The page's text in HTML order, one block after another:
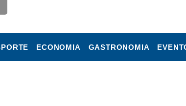
ECONOMIA GASTRONOMIA